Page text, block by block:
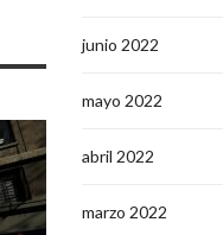
junio 2022
mayo 2022
abril 2022
marzo 2022